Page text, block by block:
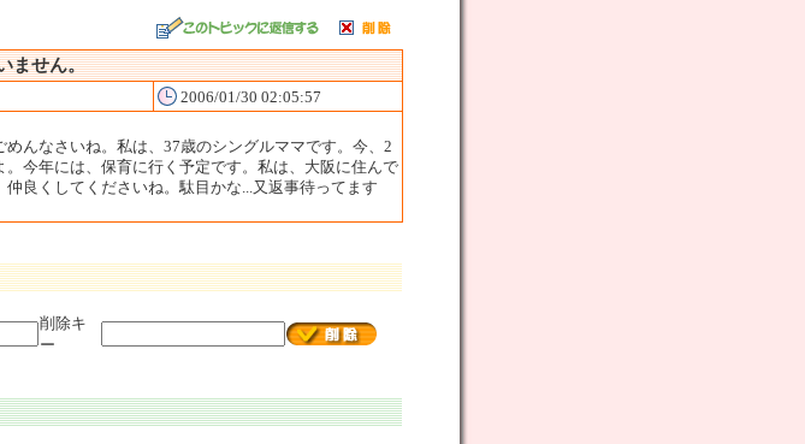
ません。
2006/01/30 02:05:57
めんなさいね。私は、37歳のシングルママです。今、2
。今年には、保育に行く予定です。私は、大阪に住んで
仲良くしてくださいね。駄目かな...又返事待ってます
削除キ
ー